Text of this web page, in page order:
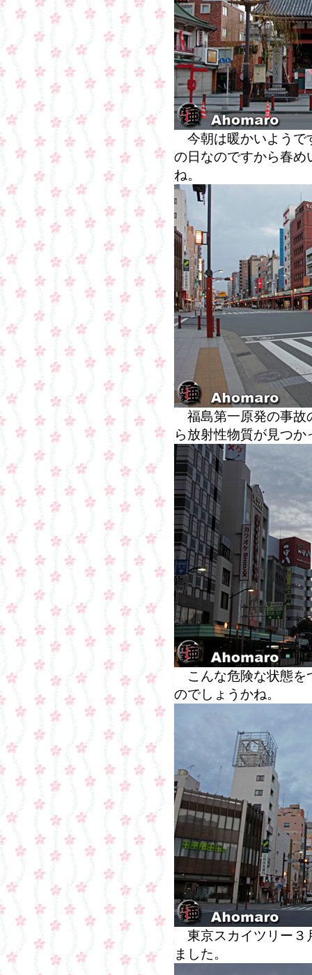
今朝は暖かいようで
の日なのですから春
ね。
福島第一原発の事故
ら放射性物質が見つ
こんな危険な状態を
のでしょうかね。
東京スカイツリー３
ました。